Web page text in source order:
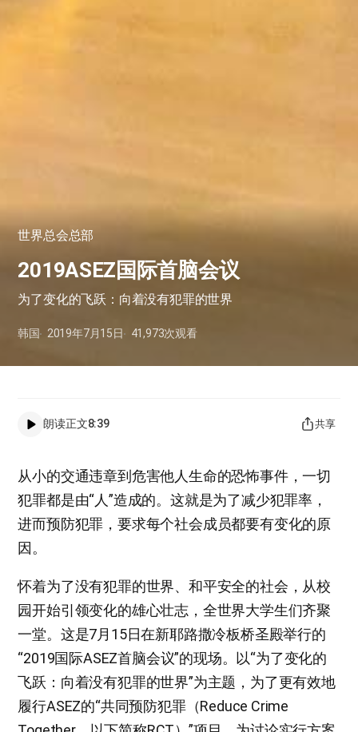
世界总会总部
2019ASEZ国际首脑会议
为了变化的飞跃：向着没有犯罪的世界
韩国 2019年7月15日 41,973次观看
朗读正文8:39 共享
从小的交通违章到危害他人生命的恐怖事件，一切
犯罪都是由“人”造成的。这就是为了减少犯罪率，
进而预防犯罪，要求每个社会成员都要有变化的原
因。
怀着为了没有犯罪的世界、和平安全的社会，从校
园开始引领变化的雄心壮志，全世界大学生们齐聚
一堂。这是7月15日在新耶路撒冷板桥圣殿举行的
“2019国际ASEZ首脑会议”的现场。以“为了变化的
飞跃：向着没有犯罪的世界”为主题，为了更有效地
履行ASEZ的“共同预防犯罪（Reduce Crime